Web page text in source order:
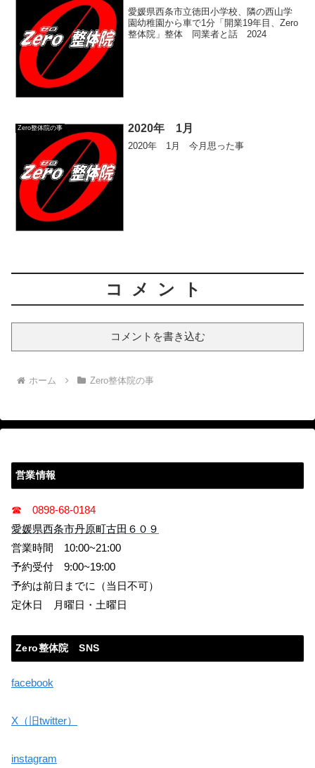
愛媛県西条市立徳田小学校、隣の西山学
園幼稚園から車で1分「開業19年目、Zero
整体院」整体 同業者と話 2024
Zero整体院の事 2020年 1月
2020年 1月 今月思った事
コメント
コメントを書き込む
ホーム Zero整体院の事
営業情報
☎ 0898-68-0184
愛媛県西条市丹原町古田６０９
営業時間 10:00~21:00
予約受付 9:00~19:00
予約は前日までに（当日不可）
定休日 月曜日・土曜日
Zero整体院 SNS
facebook
X（旧twitter）
instagram